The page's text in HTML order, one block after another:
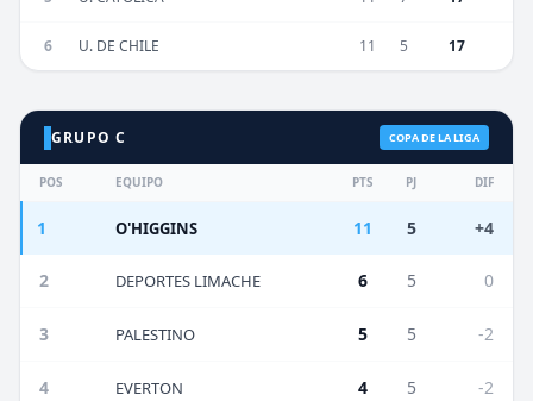
6 U. DE CHILE 11 5 17
GRUPO C COPA DE LA LIGA
POS EQUIPO PTS PJ DIF
1 O'HIGGINS 11 5 +4
2 DEPORTES LIMACHE 6 5 0
3 PALESTINO 5 5 -2
4 EVERTON 4 5 -2